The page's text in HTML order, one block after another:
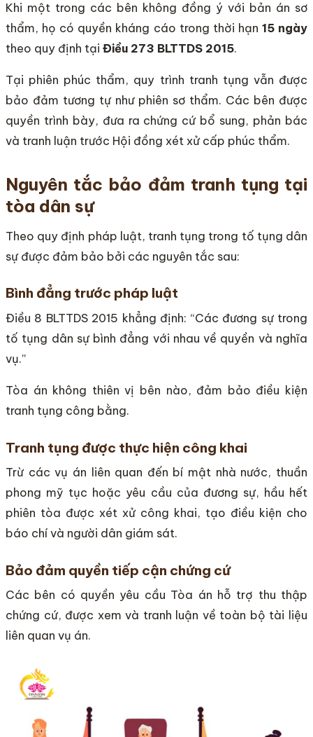
Khi một trong các bên không đồng ý với bản án sơ
thẩm, họ có quyền kháng cáo trong thời hạn 15 ngày
theo quy định tại Điều 273 BLTTDS 2015.
Tại phiên phúc thẩm, quy trình tranh tụng vẫn được
bảo đảm tương tự như phiên sơ thẩm. Các bên được
quyền trình bày, đưa ra chứng cứ bổ sung, phản bác
và tranh luận trước Hội đồng xét xử cấp phúc thẩm.
Nguyên tắc bảo đảm tranh tụng tại
tòa dân sự
Theo quy định pháp luật, tranh tụng trong tố tụng dân
sự được đảm bảo bởi các nguyên tắc sau:
Bình đẳng trước pháp luật
Điều 8 BLTTDS 2015 khẳng định: “Các đương sự trong
tố tụng dân sự bình đẳng với nhau về quyền và nghĩa
vụ.”
Tòa án không thiên vị bên nào, đảm bảo điều kiện
tranh tụng công bằng.
Tranh tụng được thực hiện công khai
Trừ các vụ án liên quan đến bí mật nhà nước, thuần
phong mỹ tục hoặc yêu cầu của đương sự, hầu hết
phiên tòa được xét xử công khai, tạo điều kiện cho
báo chí và người dân giám sát.
Bảo đảm quyền tiếp cận chứng cứ
Các bên có quyền yêu cầu Tòa án hỗ trợ thu thập
chứng cứ, được xem và tranh luận về toàn bộ tài liệu
liên quan vụ án.